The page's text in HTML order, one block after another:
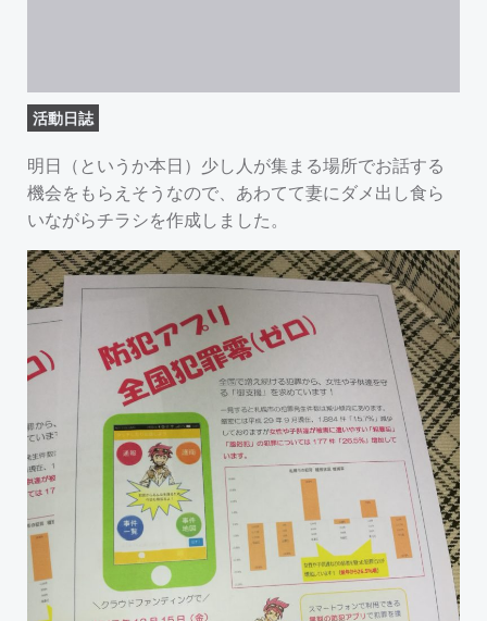
活動日誌
明日（というか本日）少し人が集まる場所でお話する
機会をもらえそうなので、あわてて妻にダメ出し食ら
いながらチラシを作成しました。